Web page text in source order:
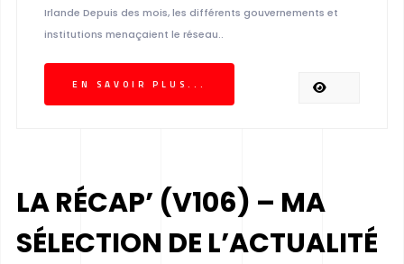
Irlande Depuis des mois, les différents gouvernements et
institutions menaçaient le réseau..
EN SAVOIR PLUS...
LA RÉCAP’ (V106) – MA
SÉLECTION DE L’ACTUALITÉ